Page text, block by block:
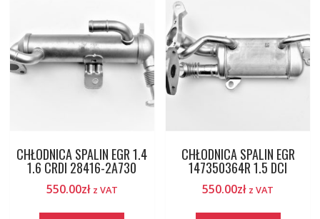
CHŁODNICA SPALIN EGR 1.4
1.6 CRDI 28416-2A730
550.00zł z VAT
CHŁODNICA SPALIN EGR
147350364R 1.5 DCI
550.00zł z VAT